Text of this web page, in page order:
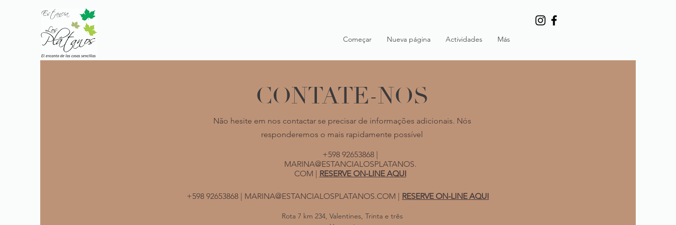
Começar Nueva página Actividades Más
CONTATE-NOS
Não hesite em nos contactar se precisar de informações adicionais. Nós
responderemos o mais rapidamente possível
+598 92653868 |
MARINA@ESTANCIALOSPLATANOS.
COM | RESERVE ON-LINE AQUI
+598 92653868 | MARINA@ESTANCIALOSPLATANOS.COM | RESERVE ON-LINE AQUI
Rota 7 km 234, Valentines, Trinta e três